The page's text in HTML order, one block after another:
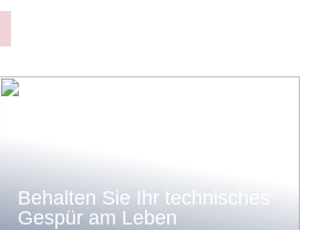
Behalten Sie Ihr technisches
Gespür am Leben